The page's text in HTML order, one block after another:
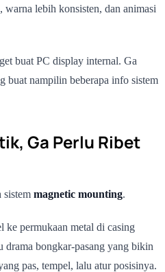
warna lebih konsisten, dan animasi
buat PC display internal. Ga
buat nampilin beberapa info sistem
Ga Perlu Ribet
sistem magnetic mounting.
ke permukaan metal di casing
drama bongkar-pasang yang bikin
pas, tempel, lalu atur posisinya.